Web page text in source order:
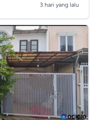
3 hari yang lalu